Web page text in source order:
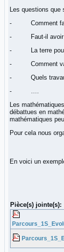
Les questions
- Comment fait-
- Faut-il avoir
- La terre
- Comment va
- Quels travaux
- ….
Les
débattues en
mathématiques
Pour cela nous
En voici un
Pièce(s) jointe(s):